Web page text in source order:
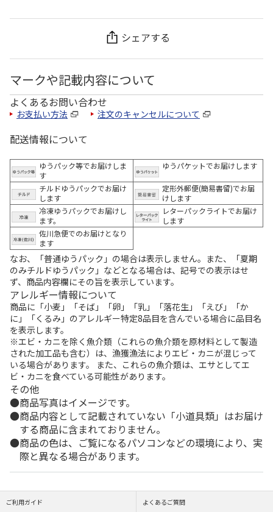
シェアする
マークや記載内容について
よくあるお問い合わせ
お支払い方法 注文のキャンセルについて
配送情報について
ゆうパック等でお届けしま
す
ゆうパケットでお届けします
チルドゆうパックでお届け
します
定形外郵便(簡易書留)でお届
けします
冷凍ゆうパックでお届けし
ます。
レターパックライトでお届け
します
佐川急便でのお届けとなり
ます
なお、「普通ゆうパック」の場合は表示しません。また、「夏期
のみチルドゆうパック」などとなる場合は、記号での表示はせ
ず、商品内容欄にその旨を表示しています。
アレルギー情報について
商品に「小麦」「そば」「卵」「乳」「落花生」「えび」「か
に」「くるみ」のアレルギー特定8品目を含んでいる場合に品目名
を表示します。
※エビ・カニを除く魚介類（これらの魚介類を原材料として製造
された加工品も含む）は、漁獲漁法によりエビ・カニが混じって
いる場合があります。 また、これらの魚介類は、エサとしてエ
ビ・カニを食べている可能性があります。
その他
商品写真はイメージです。
商品内容として記載されていない「小道具類」はお届け
する商品に含まれておりません。
商品の色は、ご覧になるパソコンなどの環境により、実
際と異なる場合があります。
ご利用ガイド よくあるご質問